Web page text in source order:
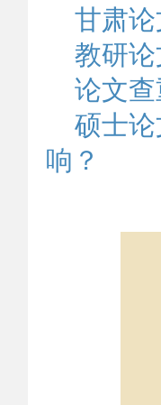
甘肃
教研
论文
硕士
响？